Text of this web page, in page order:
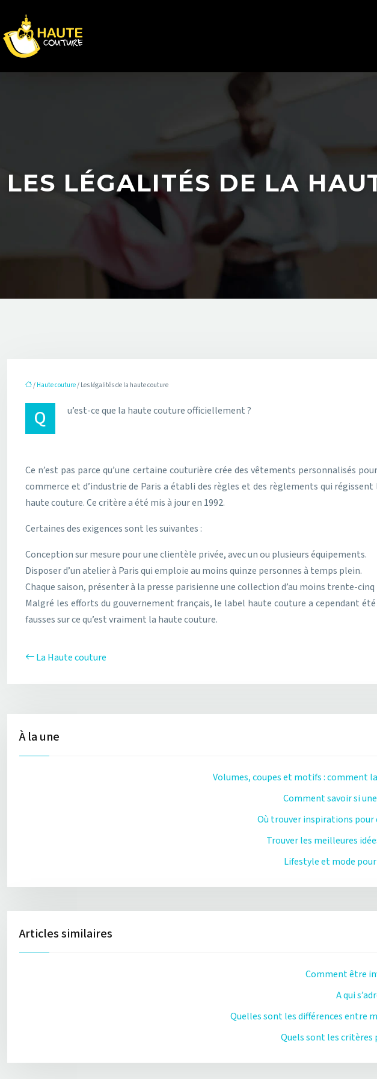
LES LÉGALITÉS DE LA
/ Haute couture/ Les légalités de la haute couture
Qu’est-ce que la haute couture officiellement ?
Ce n’est pas parce qu’une certaine couturière crée des vêtements personnalisés
commerce et d’industrie de Paris a établi des règles et des règlements qui
haute couture. Ce critère a été mis à jour en 1992.
Certaines des exigences sont les suivantes :
Conception sur mesure pour une clientèle privée, avec un ou plusieurs équipements.
Disposer d’un atelier à Paris qui emploie au moins quinze personnes à temps plein.
Chaque saison, présenter à la presse parisienne une collection d’au moins trente-
Malgré les efforts du gouvernement français, le label haute couture a cependant
fausses sur ce qu’est vraiment la haute couture.
La Haute couture
À la une
Volumes, coupes et motifs : comment
Comment savoir si
Où trouver inspirations pour
Trouver les meilleures
Lifestyle et mode
Articles similaires
Comment être
A qui
Quelles sont les différences entre
Quels sont les critères